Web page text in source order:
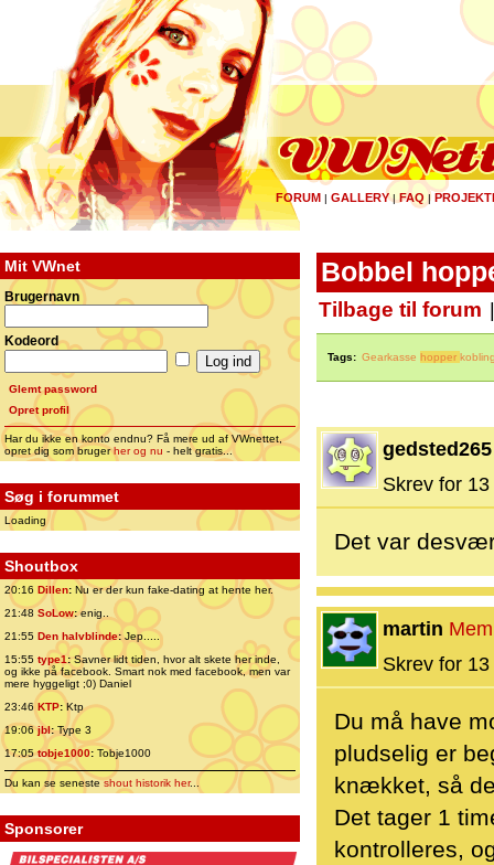
FORUM | GALLERY|FAQ |
Mit VWnet
Brugernavn
Kodeord
Glemt password
Opret profil
Har du ikke en konto endnu? Få mere ud af VWnettet,
opret dig som brugerher og nu - helt gratis...
Søg i forummet
Loading
Shoutbox
20:16 Dillen: Nu er der kun fake-dating at hente her.
21:48 SoLow:enig..
21:55 Den halvblinde:Jep.....
15:55 type1:Savner lidt tiden, hvor alt skete her inde,
og ikke på facebook. Smart nok med facebook, men var
mere hyggeligt ;0) Daniel
23:46 KTP:Ktp
19:06jbl:Type 3
17:05tobje1000: Tobje1000
Du kan se senesteshout historik her...
Sponsorer
Bobbel
Tilbage til forum
Tags: Gearkasse hopper
gedsted265
Skrev for
Det var
martin
Skrev for
Du må have
pludselig er
knækket, så
Det tager 1
kontrolleres,